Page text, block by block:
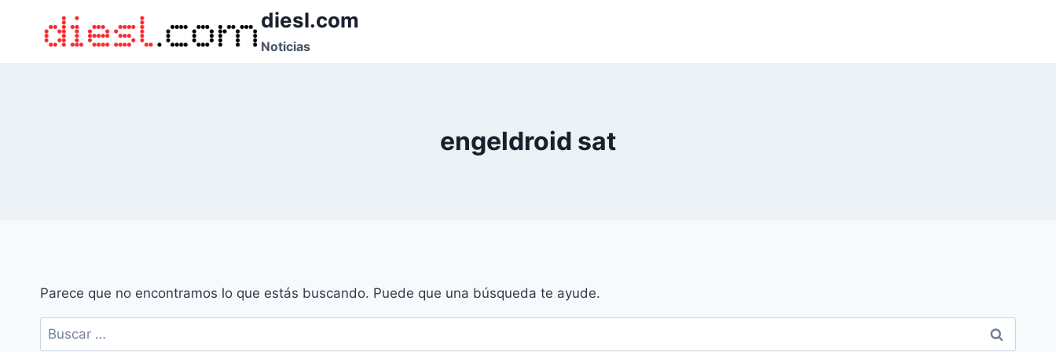
contenido
diesl.com
Noticias
engeldroid sat
Parece que no encontramos lo que estás buscando. Puede que una búsqueda te ayude.
Buscar: